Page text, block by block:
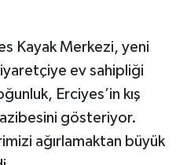
Kayak Merkezi, yeni
ev sahipliği
Erciyes’in kış
gösteriyor.
ağırlamaktan büyük